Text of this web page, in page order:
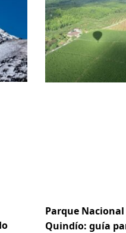
Parque Nacional
Quindío: guía